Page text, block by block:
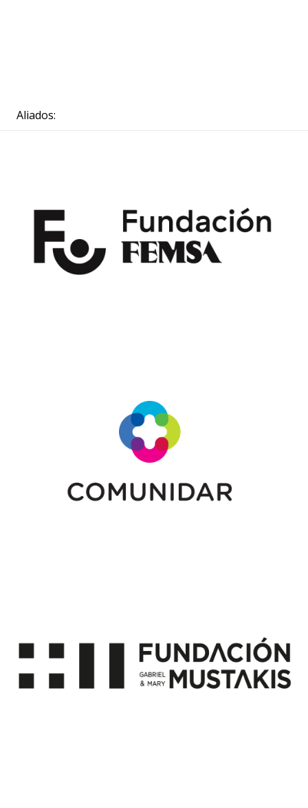
Aliados: